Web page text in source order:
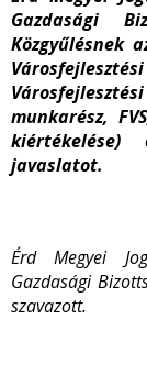
Gazdasági
Közgyűlésnek
munkarész,
kiértékelése)
javaslatot.
Érd Megyei
Gazdasági
szavazott.